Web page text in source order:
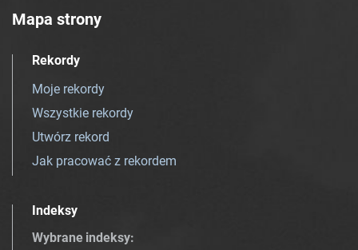
Mapa strony
Rekordy
Moje rekordy
Wszystkie rekordy
Utwórz rekord
Jak pracować z rekordem
Indeksy
Wybrane indeksy: